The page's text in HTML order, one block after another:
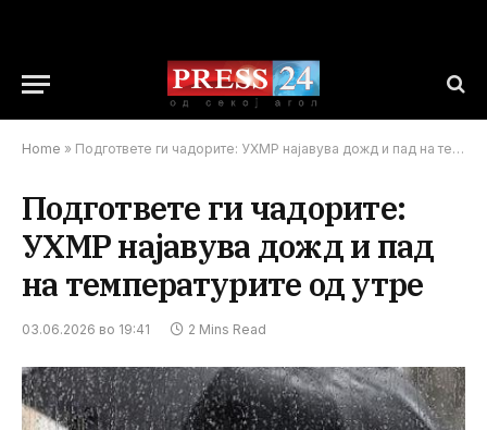
Home » Подгответе ги чадорите: УХМР најавува дожд и пад на температурите од утре
Подгответе ги чадорите:
УХМР најавува дожд и пад
на температурите од утре
03.06.2026 во 19:41 2 Mins Read